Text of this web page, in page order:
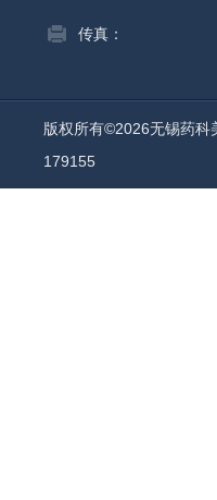
传真：
版权所有©2026无锡药
179155